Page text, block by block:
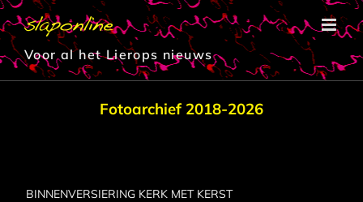
Ga
naar
inhoud
Voor al het Lierops nieuws
Fotoarchief 2018-2026
BINNENVERSIERING KERK MET KERST